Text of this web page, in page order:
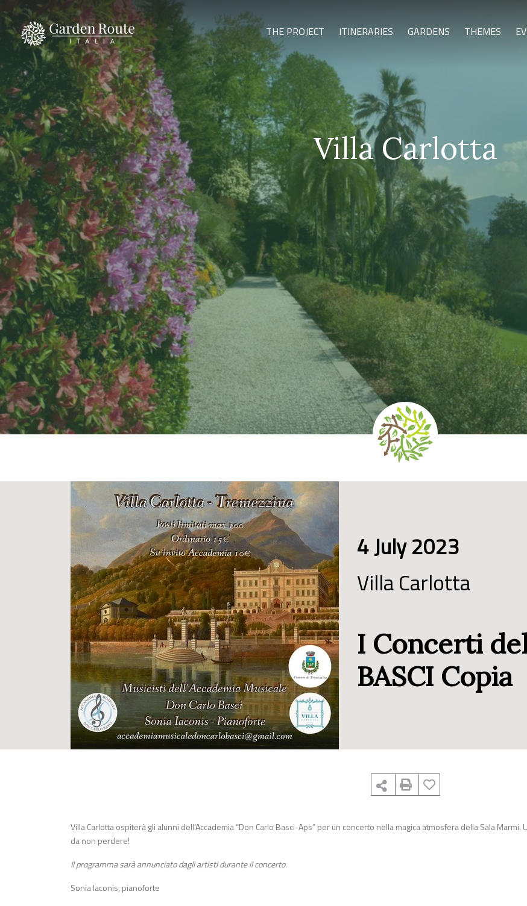
THE PROJECT ITINERARIES GARDENS THEMES
Villa Carlotta
4 July 2023
Villa Carlotta
I Concerti
BASCI Copia
Villa Carlotta ospiterà gli alunni dell’Accademia “Don Carlo Basci-Aps” per un concerto nella magica atmosfera della Sala Marmi.
da non perdere!
Il programma sarà annunciato dagli artisti durante il concerto.
Sonia Iaconis, pianoforte